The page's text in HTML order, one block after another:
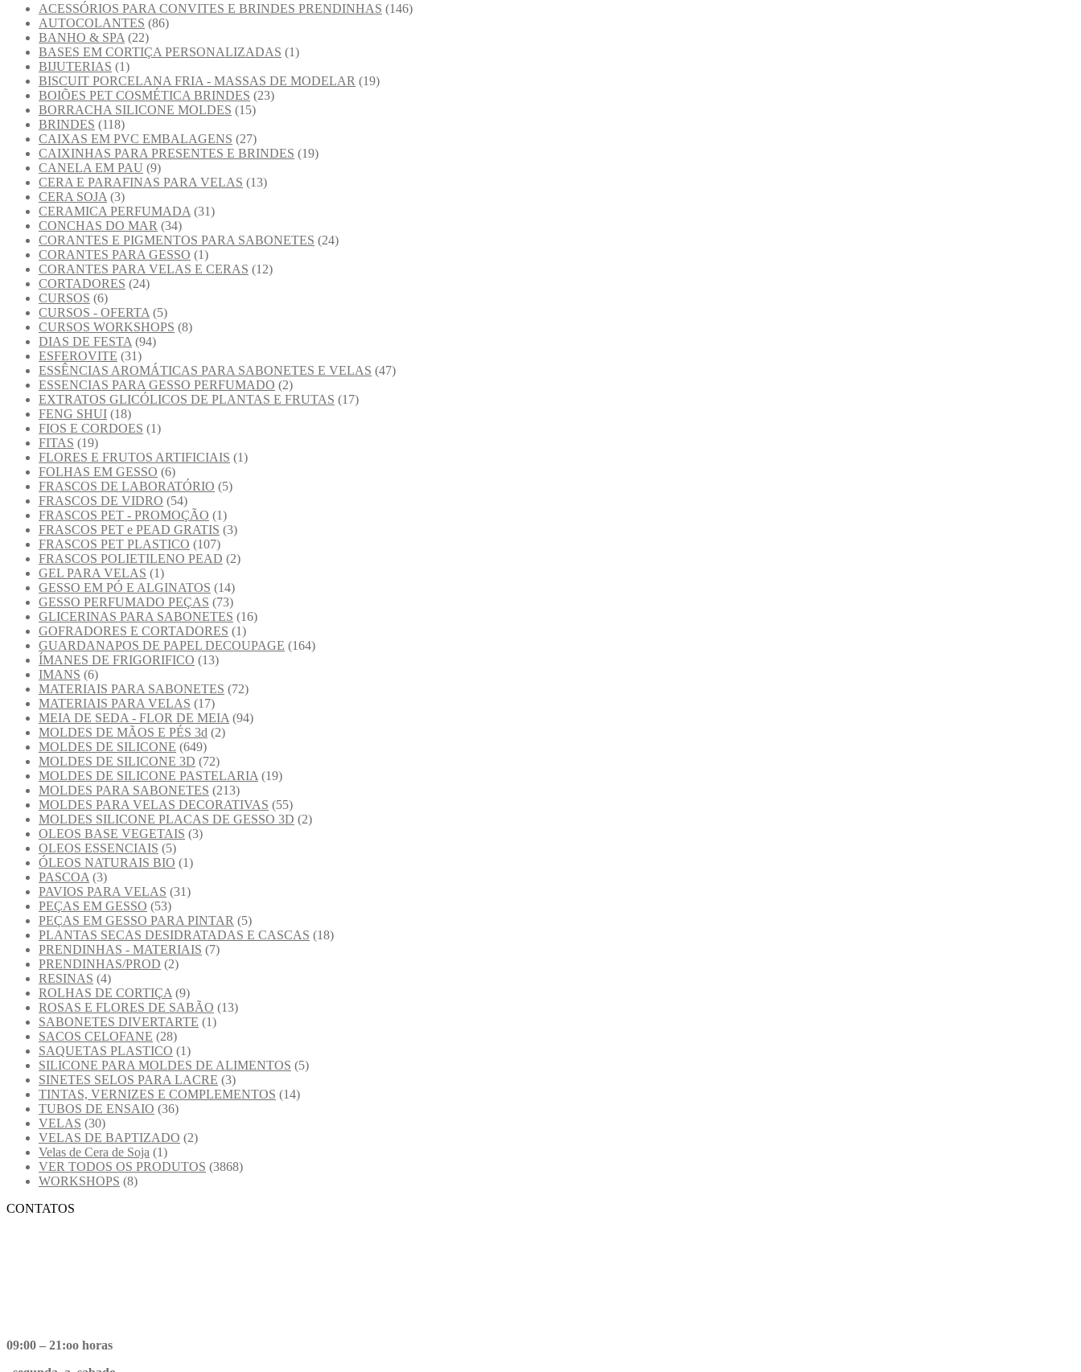
ACESSÓRIOS PARA CONVITES E BRINDES PRENDINHAS (146)
AUTOCOLANTES (86)
BANHO & SPA (22)
BASES EM CORTIÇA PERSONALIZADAS (1)
BIJUTERIAS (1)
BISCUIT PORCELANA FRIA - MASSAS DE MODELAR (19)
BOIÕES PET COSMÉTICA BRINDES (23)
BORRACHA SILICONE MOLDES (15)
BRINDES (118)
CAIXAS EM PVC EMBALAGENS (27)
CAIXINHAS PARA PRESENTES E BRINDES (19)
CANELA EM PAU (9)
CERA E PARAFINAS PARA VELAS (13)
CERA SOJA (3)
CERAMICA PERFUMADA (31)
CONCHAS DO MAR (34)
CORANTES E PIGMENTOS PARA SABONETES (24)
CORANTES PARA GESSO (1)
CORANTES PARA VELAS E CERAS (12)
CORTADORES (24)
CURSOS (6)
CURSOS - OFERTA (5)
CURSOS WORKSHOPS (8)
DIAS DE FESTA (94)
ESFEROVITE (31)
ESSÊNCIAS AROMÁTICAS PARA SABONETES E VELAS (47)
ESSENCIAS PARA GESSO PERFUMADO (2)
EXTRATOS GLICÓLICOS DE PLANTAS E FRUTAS (17)
FENG SHUI (18)
FIOS E CORDOES (1)
FITAS (19)
FLORES E FRUTOS ARTIFICIAIS (1)
FOLHAS EM GESSO (6)
FRASCOS DE LABORATÓRIO (5)
FRASCOS DE VIDRO (54)
FRASCOS PET - PROMOÇÃO (1)
FRASCOS PET e PEAD GRATIS (3)
FRASCOS PET PLASTICO (107)
FRASCOS POLIETILENO PEAD (2)
GEL PARA VELAS (1)
GESSO EM PÓ E ALGINATOS (14)
GESSO PERFUMADO PEÇAS (73)
GLICERINAS PARA SABONETES (16)
GOFRADORES E CORTADORES (1)
GUARDANAPOS DE PAPEL DECOUPAGE (164)
ÍMANES DE FRIGORIFICO (13)
IMANS (6)
MATERIAIS PARA SABONETES (72)
MATERIAIS PARA VELAS (17)
MEIA DE SEDA - FLOR DE MEIA (94)
MOLDES DE MÃOS E PÉS 3d (2)
MOLDES DE SILICONE (649)
MOLDES DE SILICONE 3D (72)
MOLDES DE SILICONE PASTELARIA (19)
MOLDES PARA SABONETES (213)
MOLDES PARA VELAS DECORATIVAS (55)
MOLDES SILICONE PLACAS DE GESSO 3D (2)
OLEOS BASE VEGETAIS (3)
OLEOS ESSENCIAIS (5)
ÓLEOS NATURAIS BIO (1)
PASCOA (3)
PAVIOS PARA VELAS (31)
PEÇAS EM GESSO (53)
PEÇAS EM GESSO PARA PINTAR (5)
PLANTAS SECAS DESIDRATADAS E CASCAS (18)
PRENDINHAS - MATERIAIS (7)
PRENDINHAS/PROD (2)
RESINAS (4)
ROLHAS DE CORTIÇA (9)
ROSAS E FLORES DE SABÃO (13)
SABONETES DIVERTARTE (1)
SACOS CELOFANE (28)
SAQUETAS PLASTICO (1)
SILICONE PARA MOLDES DE ALIMENTOS (5)
SINETES SELOS PARA LACRE (3)
TINTAS, VERNIZES E COMPLEMENTOS (14)
TUBOS DE ENSAIO (36)
VELAS (30)
VELAS DE BAPTIZADO (2)
Velas de Cera de Soja (1)
VER TODOS OS PRODUTOS (3868)
WORKSHOPS (8)
CONTATOS
09:00 – 21:oo horas